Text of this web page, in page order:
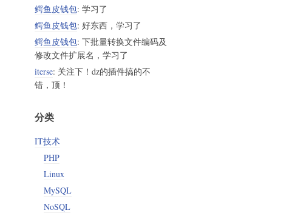
鳄鱼皮钱包: 学习了
鳄鱼皮钱包: 好东西，学习了
鳄鱼皮钱包: 下批量转换文件编码及
修改文件扩展名，学习了
iterse: 关注下！dz的插件搞的不
错，顶！
分类
IT技术
PHP
Linux
MySQL
NoSQL